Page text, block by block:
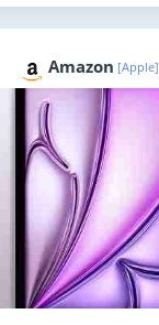
Amazon [Apple]